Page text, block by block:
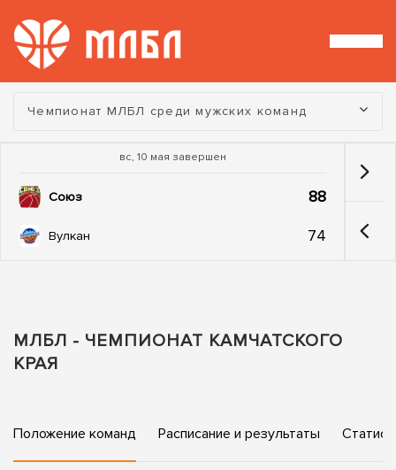
Турнир:
Чемпионат МЛБЛ среди мужских команд
вс, 10 мая завершен
Союз 88
Вулкан 74
МЛБЛ - ЧЕМПИОНАТ КАМЧАТСКОГО
КРАЯ
Положение команд Расписание и результаты